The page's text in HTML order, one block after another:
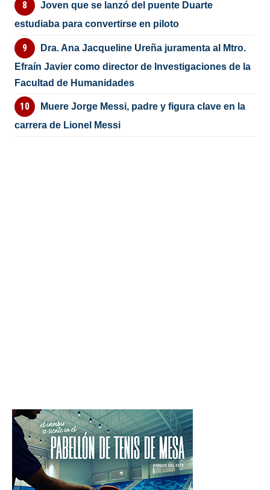
Joven que se lanzó del puente Duarte
estudiaba para convertirse en piloto
Dra. Ana Jacqueline Ureña juramenta al Mtro.
Efraín Javier como director de Investigaciones de la
Facultad de Humanidades
Muere Jorge Messi, padre y figura clave en la
carrera de Lionel Messi